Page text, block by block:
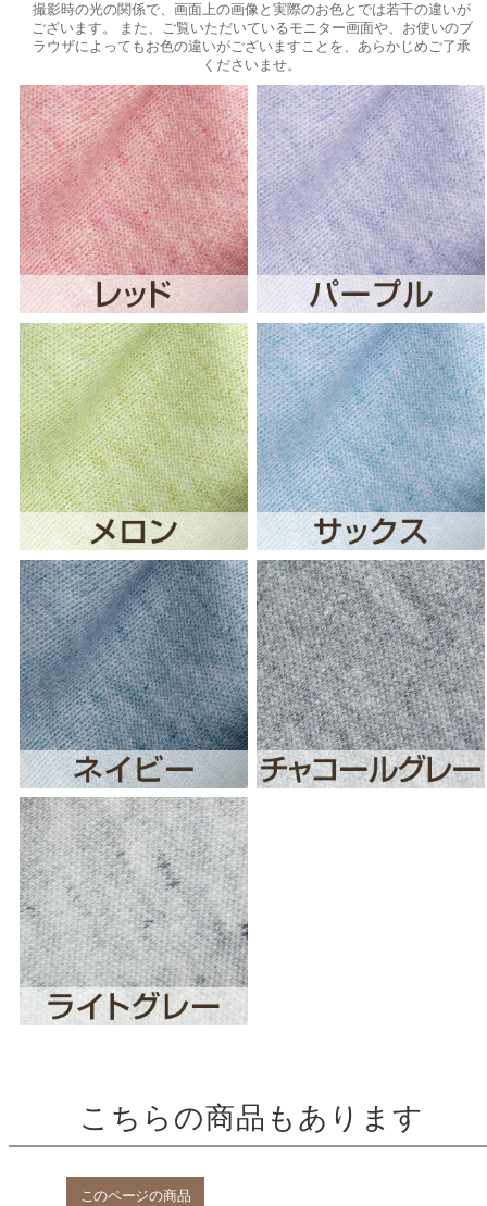
撮影時の光の関係で、画面上の画像と実際のお色とでは若干の違いが
ございます。 また、ご覧いただいているモニター画面や、お使いのブ
ラウザによってもお色の違いがございますことを、あらかじめご了承
くださいませ。
こちらの商品もあります